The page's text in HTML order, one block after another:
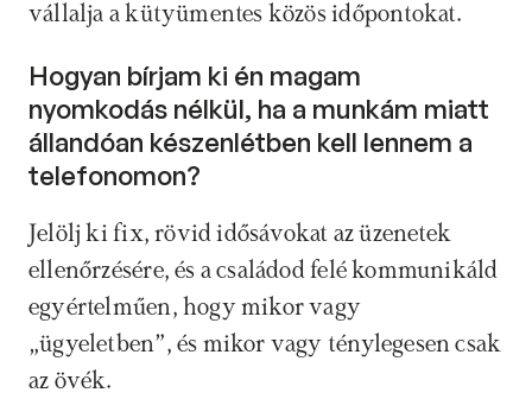
vállalja a kütyümentes közös időpontokat.
Hogyan bírjam ki én magam
nyomkodás nélkül, ha a munkám miatt
állandóan készenlétben kell lennem a
telefonomon?
Jelölj ki fix, rövid idősávokat az üzenetek
ellenőrzésére, és a családod felé kommunikáld
egyértelműen, hogy mikor vagy
„ügyeletben”, és mikor vagy ténylegesen csak
az övék.